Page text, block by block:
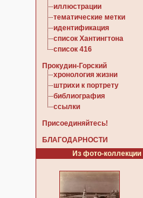
иллюстрации
тематические метки
идентификация
список Хантингтона
список 416
Прокудин-Горский
хронология жизни
штрихи к портрету
библиография
ссылки
Присоединяйтесь!
БЛАГОДАРНОСТИ
Из фото-коллекции